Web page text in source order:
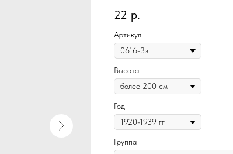
22 р.
Артикул
Высота
Год
Группа